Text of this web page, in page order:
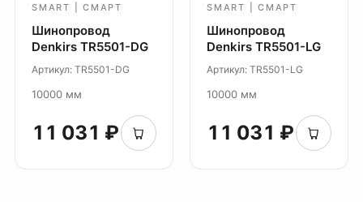
SMART | СМАРТ
Шинопровод
Denkirs TR5501-DG
Артикул: TR5501-DG
10000 мм
11 031 ₽
SMART | СМАРТ
Шинопровод
Denkirs TR5501-LG
Артикул: TR5501-LG
10000 мм
11 031 ₽
Монтажным организациям
купить?
Торговым компаниям